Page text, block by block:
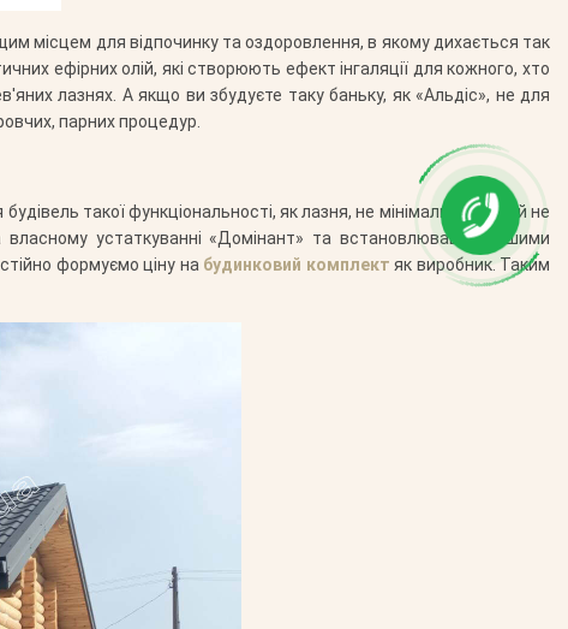
місцем для відпочинку та оздоровлення, в якому дихається так
ефірних олій, які створюють ефект інгаляції для кожного, хто
лазнях. А якщо ви збудуєте таку баньку, як «Альдіс», не для
парних процедур.
такої функціональності, як лазня, не мінімальний, але й не
устаткуванні «Домінант» та встановлювався нашими
формуємо ціну на будинковий комплект як виробник. Таким